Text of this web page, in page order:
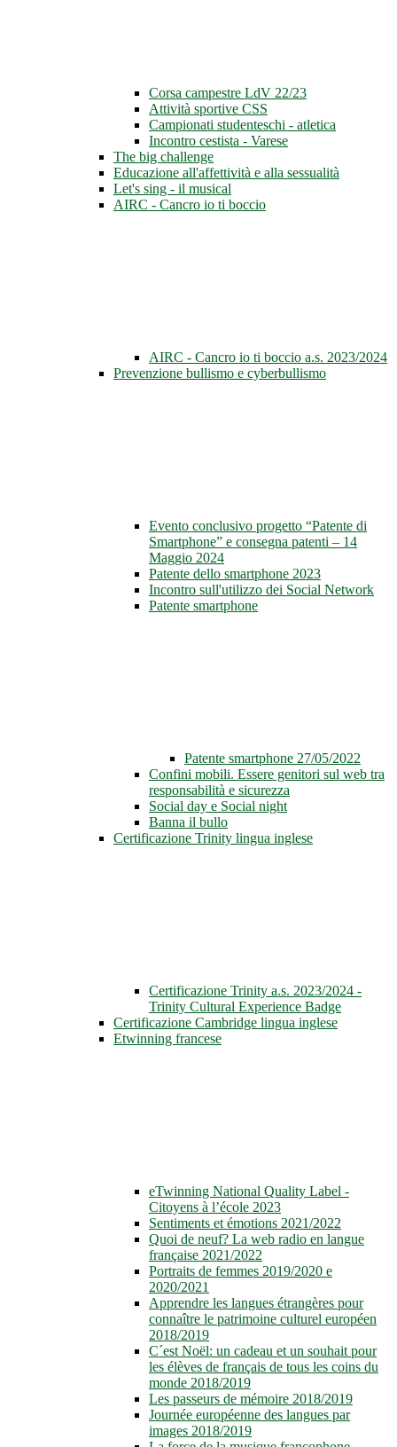
Corsa campestre LdV 22/23
Attività sportive CSS
Campionati studenteschi - atletica
Incontro cestista - Varese
The big challenge
Educazione all'affettività e alla sessualità
Let's sing - il musical
AIRC - Cancro io ti boccio
AIRC - Cancro io ti boccio a.s. 2023/2024
Prevenzione bullismo e cyberbullismo
Evento conclusivo progetto “Patente di
Smartphone” e consegna patenti – 14
Maggio 2024
Patente dello smartphone 2023
Incontro sull'utilizzo dei Social Network
Patente smartphone
Patente smartphone 27/05/2022
Confini mobili. Essere genitori sul web tra
responsabilità e sicurezza
Social day e Social night
Banna il bullo
Certificazione Trinity lingua inglese
Certificazione Trinity a.s. 2023/2024 -
Trinity Cultural Experience Badge
Certificazione Cambridge lingua inglese
Etwinning francese
eTwinning National Quality Label -
Citoyens à l’école 2023
Sentiments et émotions 2021/2022
Quoi de neuf? La web radio en langue
française 2021/2022
Portraits de femmes 2019/2020 e
2020/2021
Apprendre les langues étrangères pour
connaître le patrimoine culturel européen
2018/2019
C´est Noël: un cadeau et un souhait pour
les élèves de français de tous les coins du
monde 2018/2019
Les passeurs de mémoire 2018/2019
Journée européenne des langues par
images 2018/2019